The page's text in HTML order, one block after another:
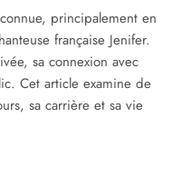
principalement en
française Jenifer.
sa connexion avec
Cet article examine de
sa carrière et sa vie